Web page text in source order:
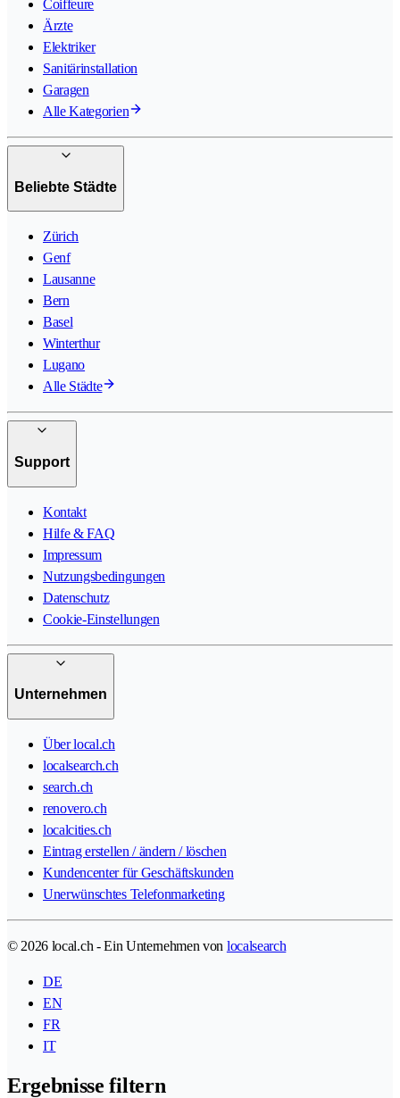
Coiffeure
Ärzte
Elektriker
Sanitärinstallation
Garagen
Alle Kategorien
Beliebte Städte
Zürich
Genf
Lausanne
Bern
Basel
Winterthur
Lugano
Alle Städte
Support
Kontakt
Hilfe & FAQ
Impressum
Nutzungsbedingungen
Datenschutz
Cookie-Einstellungen
Unternehmen
Über local.ch
localsearch.ch
search.ch
renovero.ch
localcities.ch
Eintrag erstellen / ändern / löschen
Kundencenter für Geschäftskunden
Unerwünschtes Telefonmarketing
© 2026 local.ch - Ein Unternehmen von localsearch
DE
EN
FR
IT
Ergebnisse filtern